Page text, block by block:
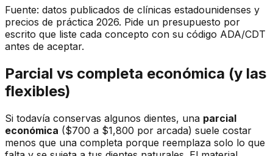
Fuente: datos publicados de clínicas estadounidenses y
precios de práctica 2026. Pide un presupuesto por
escrito que liste cada concepto con su código ADA/CDT
antes de aceptar.
Parcial vs completa económica (y las
flexibles)
Si todavía conservas algunos dientes, una parcial
económica ($700 a $1,800 por arcada) suele costar
menos que una completa porque reemplaza solo lo que